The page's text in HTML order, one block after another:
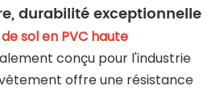
durabilité exceptionnelle
sol en PVC haute
conçu pour l'industrie
offre une résistance